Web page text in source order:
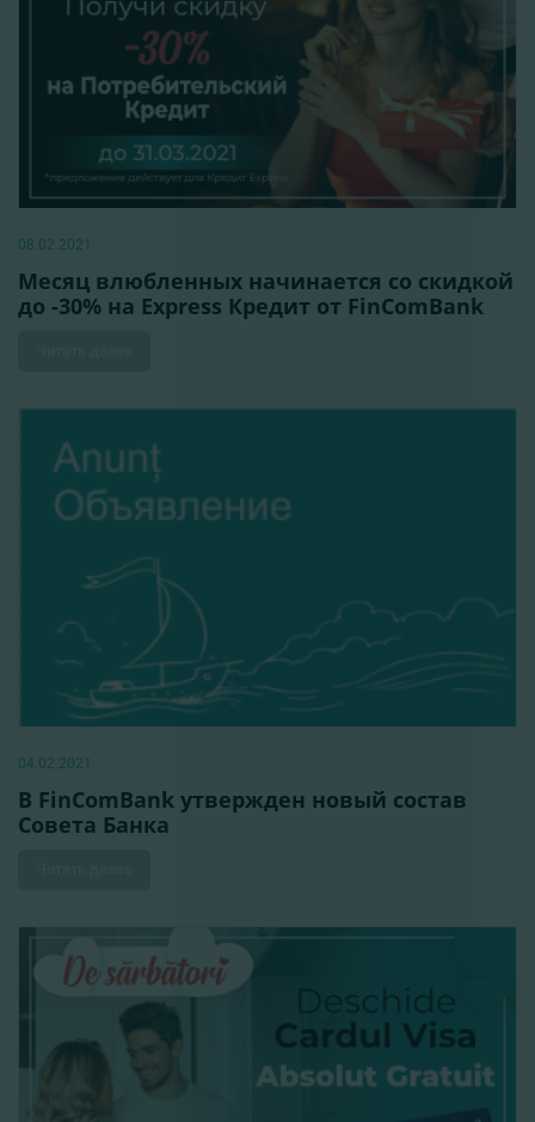
08.02.2021
Месяц влюбленных начинается со скидкой
до -30% на Express Кредит от FinComBank
04.02.2021
В FinComBank утвержден новый состав
Совета Банка